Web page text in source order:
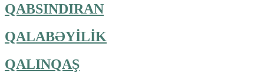
QABSINDIRAN
QALABƏYİLİK
QALINQAŞ